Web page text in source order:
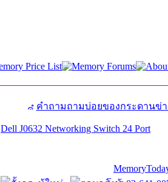
คำถามถามบ่อยของกระดานข่
Dell J0632 Networking Switch 24 Port